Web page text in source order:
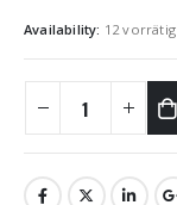
Availability: 12 vorrätig